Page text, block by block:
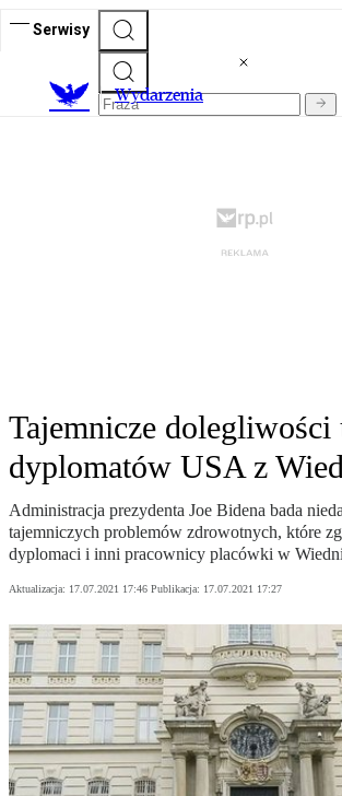
Serwisy
Wydarzenia
Tajemnicze dolegliwości
dyplomatów USA z
Administracja prezydenta Joe Bidena bada
tajemniczych problemów zdrowotnych, które
dyplomaci i inni pracownicy placówki w
Aktualizacja: 17.07.2021 17:46 Publikacja: 17.07.2021 17:27